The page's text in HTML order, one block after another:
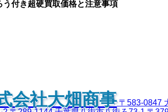
付き超硬買取価格と注意事項
会社大畑商事 〒583-0847